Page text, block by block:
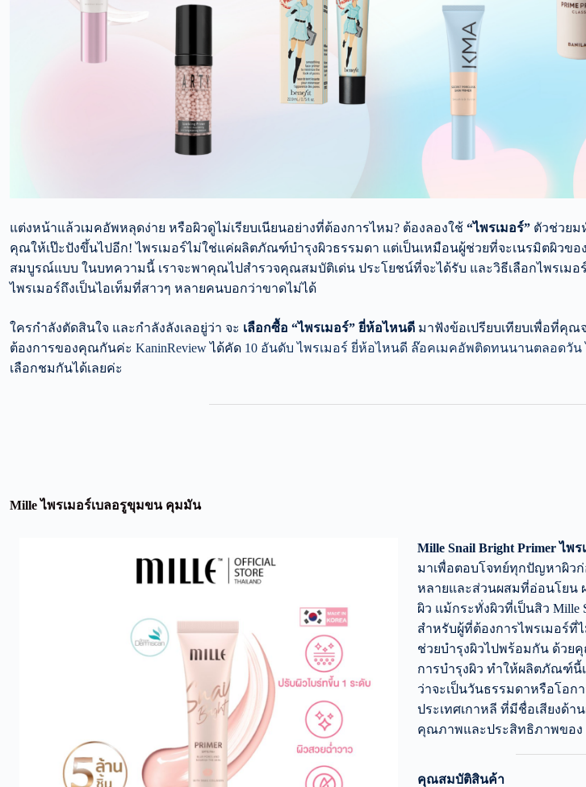
แต่งหน้าแล้วเมคอัพหลุดง่าย หรือผิวดูไม่เรียบเนียนอย่างที่ต้องการไหม? ต้องลองใช้ “ไพรเมอร์” ตัวช่วยม
คุณให้เป๊ะปังขึ้นไปอีก! ไพรเมอร์ไม่ใช่แค่ผลิตภัณฑ์บำรุงผิวธรรมดา แต่เป็นเหมือนผู้ช่วยที่จะเนรมิตผิวข
สมบูรณ์แบบ ในบทความนี้ เราจะพาคุณไปสำรวจคุณสมบัติเด่น ประโยชน์ที่จะได้รับ และวิธีเลือกไพรเม
ไพรเมอร์ถึงเป็นไอเท็มที่สาวๆ หลายคนบอกว่าขาดไม่ได้
ใครกำลังตัดสินใจ และกำลังลังเลอยู่ว่า จะ เลือกซื้อ “ไพรเมอร์” ยี่ห้อไหนดี มาฟังข้อเปรียบเทียบเพื่อที่คุณ
ต้องการของคุณกันค่ะ KaninReviewได้คัด 10 อันดับ ไพรเมอร์ ยี่ห้อไหนดี ล๊อคเมคอัพติดทนนานตลอดวัน
เลือกชมกันได้เลยค่ะ
Mille ไพรเมอร์เบลอรูขุมขน คุมมัน
Mille Snail Bright Primer ไพร
มาเพื่อตอบโจทย์ทุกปัญหาผิว
หลายและส่วนผสมที่อ่อนโยน
ผิว แม้กระทั่งผิวที่เป็นสิว Mille
สำหรับผู้ที่ต้องการไพรเมอร์ที่
ช่วยบำรุงผิวไปพร้อมกัน ด้ว
การบำรุงผิว ทำให้ผลิตภัณฑ์นี้
ว่าจะเป็นวันธรรมดาหรือโอก
ประเทศเกาหลี ที่มีชื่อเสียงด้
คุณภาพและประสิทธิภาพของ
คุณสมบัติสินค้า